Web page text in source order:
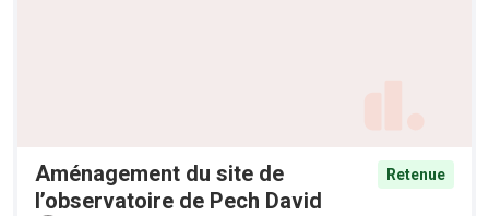
Aménagement du site de
l’observatoire de Pech David
Retenue